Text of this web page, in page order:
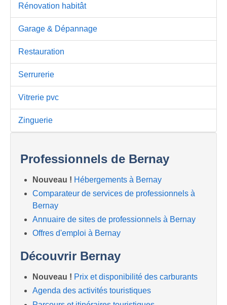
Rénovation habitât
Garage & Dépannage
Restauration
Serrurerie
Vitrerie pvc
Zinguerie
Professionnels de Bernay
Nouveau ! Hébergements à Bernay
Comparateur de services de professionnels à
Bernay
Annuaire de sites de professionnels à Bernay
Offres d'emploi à Bernay
Découvrir Bernay
Nouveau ! Prix et disponibilité des carburants
Agenda des activités touristiques